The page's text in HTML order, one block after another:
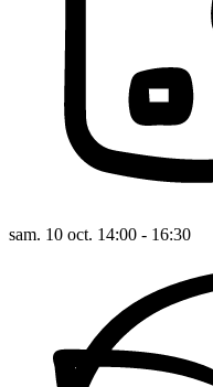
sam. 10 oct. 14:00 - 16:30